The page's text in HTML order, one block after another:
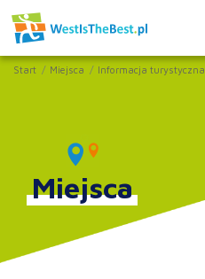
Start Miejsca Informacja turystyczna
Miejsca